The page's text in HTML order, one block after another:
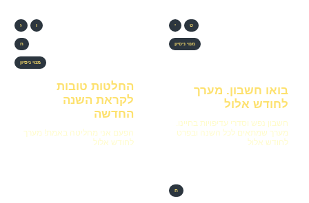
ט י
מנוי ניסיון
בואו חשבון. מערך
לחודש אלול
חשבון נפש וסדרי עדיפויות בחיינו.
מערך שמתאים לכל השנה ובפרט
לחודש אלול
ו ז
ח
מנוי ניסיון
החלטות טובות
לקראת השנה
החדשה
הפעם אני מחליטה באמת! מערך
לחודש אלול
ח